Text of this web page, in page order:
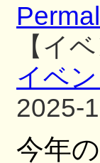
【イ
イベ
2025-
今年